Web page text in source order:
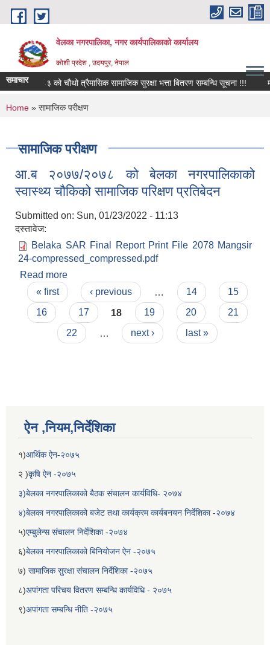
Skip to main content
वेलका नगरपालिका, नगर कार्यपालिकाको कार्यालय
कोशी प्रदेश , उदयपुर, नेपाल
समाचार
०८३ को चौथो त्रैमासिक सामाजिक सुरक्षा भत्ता बितरण सम्बन्धि सूचना !!!
You are here
Home » सामाजिक परीक्षण
सामाजिक परीक्षण
आ.ब २०७७/२०७८ को बेलका नगरपालिकाको
स्वास्थ्य चौकिको सामाजिक परिक्षण प्रतिबेदन
Submitted on: Sun, 01/23/2022 - 11:13
दस्तावेज:
Belaka SAR Final Report Print File 2078 Mangsir
24-compressed_compressed.pdf
Read more
स्वास्थ्य चौकिको सामाजिक परिक्षण प्रतिबेदन
Pages
« first ‹ previous 14
15
16
17 18 19 20
21
22
next › last »
ऐन ,नियम,निर्देशिका
१)आर्थिक ऐन-२०७५
२ )कृषि ऐन -२०७५
३)बेलका नगरपालिकाको बैठक संचालन कार्यविधि- २०७४
४)बेलका नगरपालिकाको बजेट तथा कार्यक्रम कार्यबनयन निर्देशिका -२०७४
५)एम्बुलेन्स संचालन निर्देशिका -२०७४
६)बेलका नगरपालिकाको बिनियोजन ऐन -२०७५
७) सामाजिक सुरक्षा संचालन निर्देशिका -२०७५
८)अपांगता परिचय वितरण सम्बन्धि कार्यविधि - २०७५
९)अपांगता सम्बन्धि नीति -२०७५